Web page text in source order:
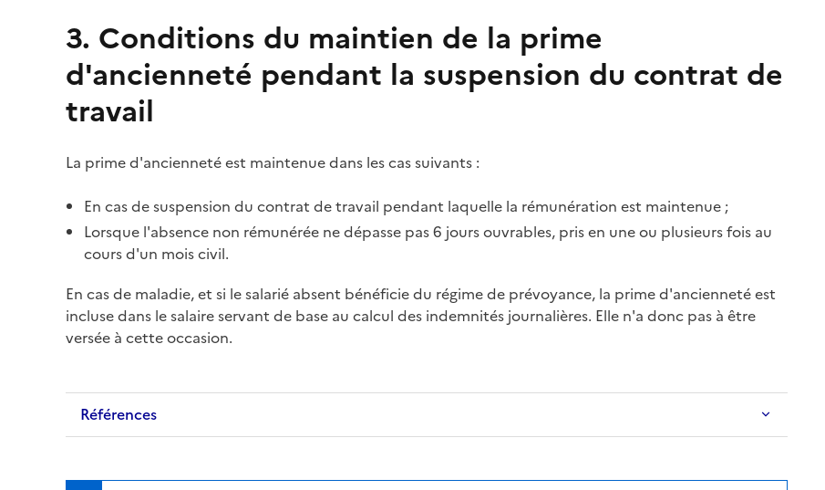
3. Conditions du maintien de la prime
d'ancienneté pendant la suspension du contrat de
travail
La primed'ancienneté est maintenue dans les cas suivants :
En cas desuspension du contrat de travail pendant laquelle la rémunération est maintenue ;
Lorsque l'absence non rémunérée ne dépasse pas 6 jours ouvrables, pris en une ou plusieurs fois au
cours d'un mois civil.
En cas de maladie, et si le salarié absent bénéficie du régime de prévoyance, la primed'ancienneté est
incluse dans le salaire servant de base au calcul des indemnités journalières. Elle n'a donc pas à être
versée à cette occasion.
Références